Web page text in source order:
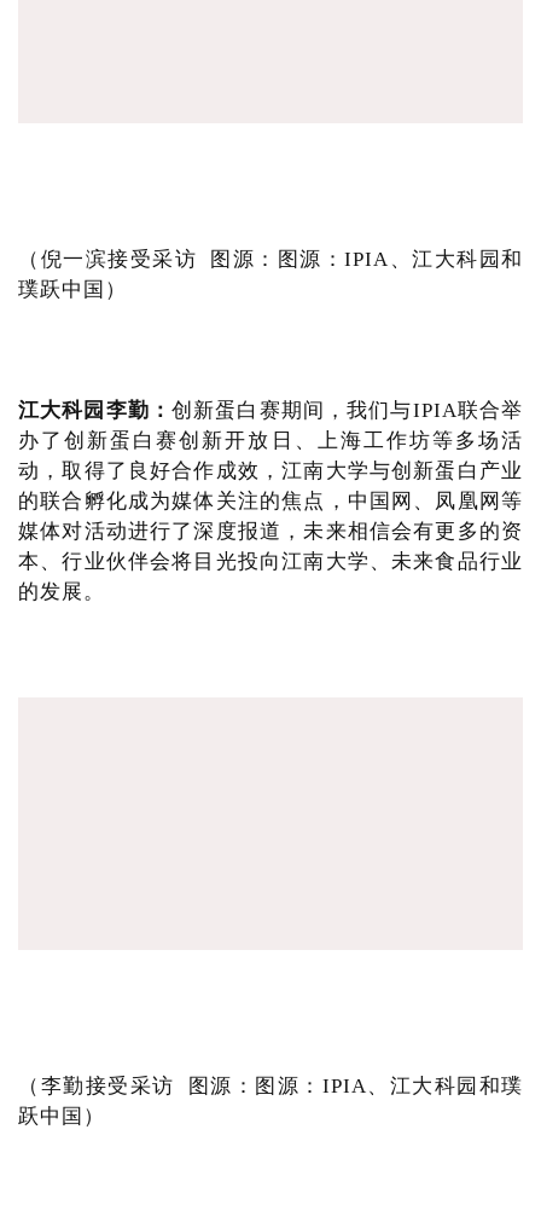
（倪一滨接受采访 图源：图源：IPIA、江大科园和
璞跃中国）
江大科园李勤： 创新蛋白赛期间，我们与IPIA联合举
办了创新蛋白赛创新开放日、上海工作坊等多场活
动，取得了良好合作成效，江南大学与创新蛋白产业
的联合孵化成为媒体关注的焦点，中国网、凤凰网等
媒体对活动进行了深度报道，未来相信会有更多的资
本、行业伙伴会将目光投向江南大学、未来食品行业
的发展。
（李勤接受采访 图源：图源：IPIA、江大科园和璞
跃中国）